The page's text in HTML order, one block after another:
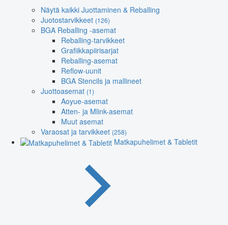
Näytä kaikki Juottaminen & Reballing
Juotostarvikkeet (126)
BGA Reballing -asemat
Reballing-tarvikkeet
Grafiikkapiirisarjat
Reballing-asemat
Reflow-uunit
BGA Stencils ja mallineet
Juottoasemat (1)
Aoyue-asemat
Atten- ja Mlink-asemat
Muut asemat
Varaosat ja tarvikkeet (258)
Matkapuhelimet & Tabletit